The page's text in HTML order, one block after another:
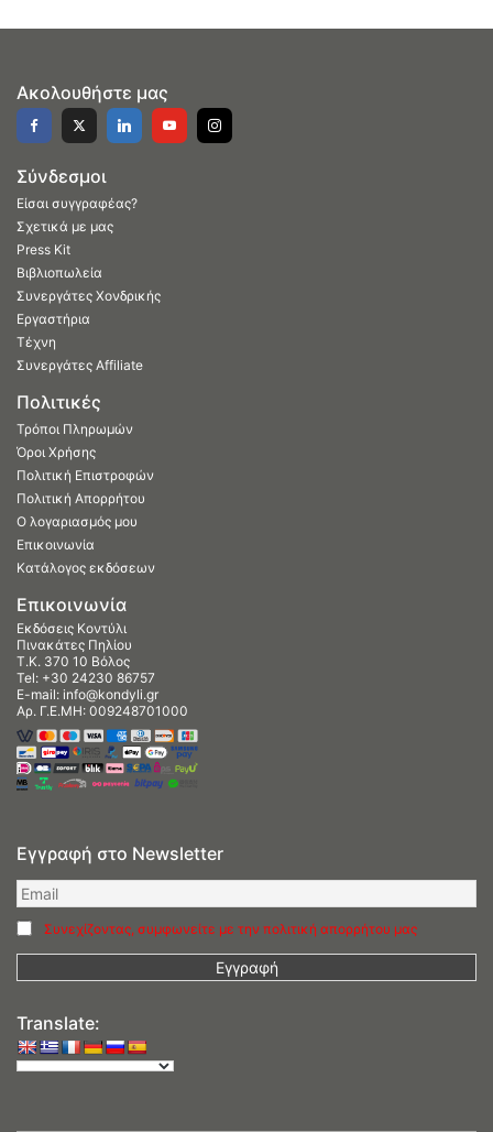
Ακολουθήστε μας
Σύνδεσμοι
Είσαι συγγραφέας?
Σχετικά με μας
Press Kit
Βιβλιοπωλεία
Συνεργάτες Χονδρικής
Εργαστήρια
Τέχνη
Συνεργάτες Affiliate
Πολιτικές
Τρόποι Πληρωμών
Όροι Χρήσης
Πολιτική Επιστροφών
Πολιτική Απορρήτου
Ο λογαριασμός μου
Επικοινωνία
Κατάλογος εκδόσεων
Επικοινωνία
Εκδόσεις Κοντύλι
Πινακάτες Πηλίου
Τ.Κ. 370 10 Βόλος
Tel: +30 24230 86757
E-mail: info@kondyli.gr
Αρ. Γ.Ε.ΜΗ: 009248701000
Εγγραφή στο Newsletter
Συνεχίζοντας, συμφωνείτε με την πολιτική απορρήτου μας
Translate: